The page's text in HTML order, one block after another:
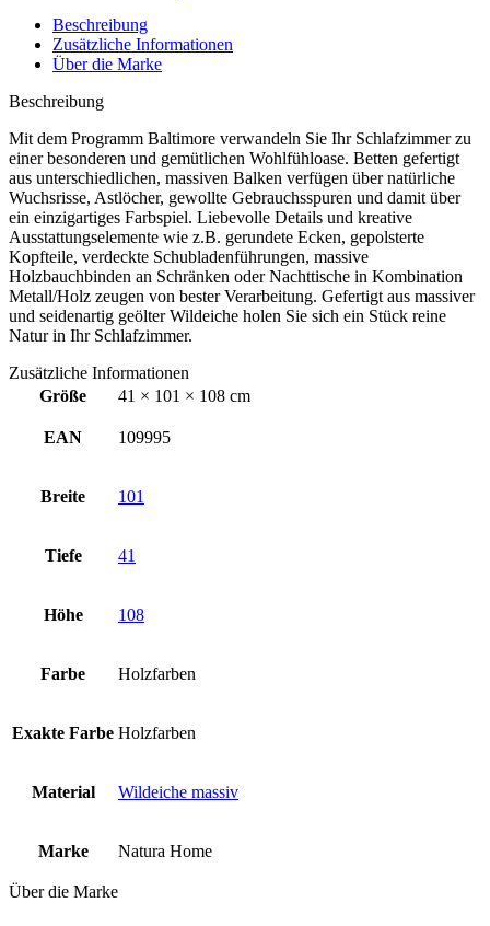
Beschreibung
Zusätzliche Informationen
Über die Marke
Beschreibung
Mit dem Programm Baltimore verwandeln Sie Ihr Schlafzimmer zu
einer besonderen und gemütlichen Wohlfühloase. Betten gefertigt
aus unterschiedlichen, massiven Balken verfügen über natürliche
Wuchsrisse, Astlöcher, gewollte Gebrauchsspuren und damit über
ein einzigartiges Farbspiel. Liebevolle Details und kreative
Ausstattungselemente wie z.B. gerundete Ecken, gepolsterte
Kopfteile, verdeckte Schubladenführungen, massive
Holzbauchbinden an Schränken oder Nachttische in Kombination
Metall/Holz zeugen von bester Verarbeitung. Gefertigt aus massiver
und seidenartig geölter Wildeiche holen Sie sich ein Stück reine
Natur in Ihr Schlafzimmer.
Zusätzliche Informationen
Größe
41 × 101 × 108 cm
EAN 109995
Breite 101
Tiefe 41
Höhe 108
Farbe Holzfarben
Exakte Farbe Holzfarben
Material Wildeiche massiv
Marke Natura Home
Über die Marke